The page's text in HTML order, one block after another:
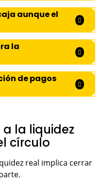
aunque el
la
de pagos
la liquidez
círculo
real implica cerrar